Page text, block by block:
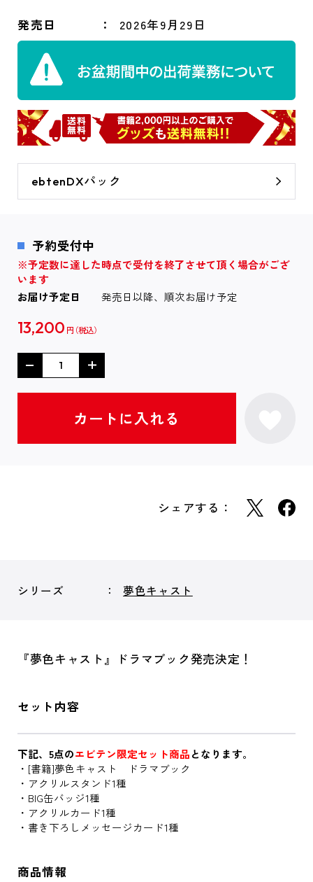
発売日 2026年9月29日
ebtenDXパック
予約受付中
※予定数に達した時点で受付を終了させて頂く場合がござ
います
お届け予定日
発売日以降、順次お届け予定
13,200 円
シェアする：
シリーズ 夢色キャスト
『夢色キャスト』ドラマブック発売決定！
セット内容
下記、5点のエビテン限定セット商品となります。
・[書籍]夢色キャスト ドラマブック
・アクリルスタンド1種
・BIG缶バッジ1種
・アクリルカード1種
・書き下ろしメッセージカード1種
商品情報